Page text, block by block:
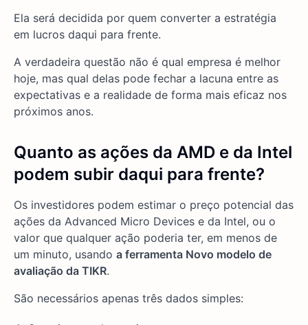
Ela será decidida por quem converter a estratégia
em lucros daqui para frente.
A verdadeira questão não é qual empresa é melhor
hoje, mas qual delas pode fechar a lacuna entre as
expectativas e a realidade de forma mais eficaz nos
próximos anos.
Quanto as ações da AMD e da Intel
podem subir daqui para frente?
Os investidores podem estimar o preço potencial das
ações da Advanced Micro Devices e da Intel, ou o
valor que qualquer ação poderia ter, em menos de
um minuto, usando a ferramenta Novo modelo de
avaliação da TIKR.
São necessários apenas três dados simples: